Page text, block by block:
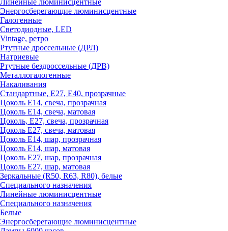
Линейные люминисцентные
Энергосберегающие люминисцентные
Галогенные
Светодиодные, LED
Vintage, ретро
Ртутные дроссельные (ДРЛ)
Натриевые
Ртутные бездроссельные (ДРВ)
Металлогалогенные
Накаливания
Стандартные, Е27, Е40, прозрачные
Цоколь Е14, свеча, прозрачная
Цоколь Е14, свеча, матовая
Цоколь, Е27, свеча, прозрачная
Цоколь Е27, свеча, матовая
Цоколь Е14, шар, прозрачная
Цоколь Е14, шар, матовая
Цоколь Е27, шар, прозрачная
Цоколь Е27, шар, матовая
Зеркальные (R50, R63, R80), белые
Специального назначения
Линейные люминисцентные
Специального назначения
Белые
Энергосберегающие люминисцентные